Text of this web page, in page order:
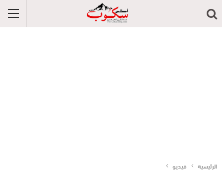
الرئيسية فيديو